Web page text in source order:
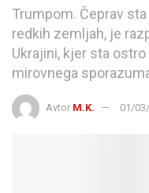
Trumpom. Čeprav
redkih zemljah, je
Ukrajini, kjer sta
mirovnega
Avtor M.K. 01/